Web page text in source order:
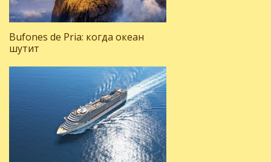
Bufones de Pria: когда океан
шутит